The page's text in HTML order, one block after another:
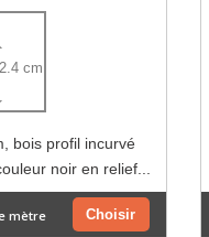
2.4 cm
bois profil incurvé
noir en relief...
Choisir
mètre